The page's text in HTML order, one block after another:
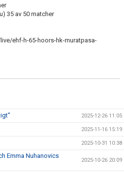
35 av 50 matcher
ehf-h-65-hoors-hk-muratpasa-
2025-12-26 11:05
2025-11-16 15:19
2025-10-31 10:38
Emma Nuhanovics
2025-10-26 20:09